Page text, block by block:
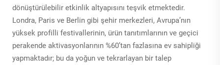
dönüştürülebilir etkinlik altyapısını teşvik etmektedir.
Londra, Paris ve Berlin gibi şehir merkezleri, Avrupa’nın
yüksek profilli festivallerinin, ürün tanıtımlarının ve geçici
perakende aktivasyonlarının %60’tan fazlasına ev sahipliği
yapmaktadır; bu da yoğun ve tekrarlayan bir talep